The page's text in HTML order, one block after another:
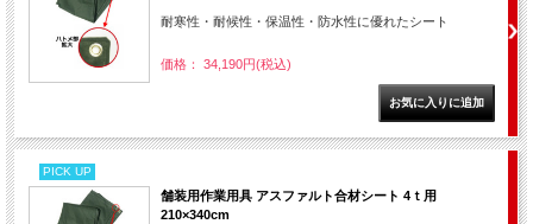
耐寒性・耐候性・保温性・防水性に優れたシート
価格： 34,190円(税込)
PICK UP
舗装用作業用具 アスファルト合材シート 4ｔ用
210×340cm